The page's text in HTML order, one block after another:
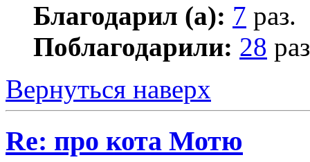
Благодарил (а): 7 раз.
Поблагодарили: 28
Вернуться наверх
Re: про кота Мотю